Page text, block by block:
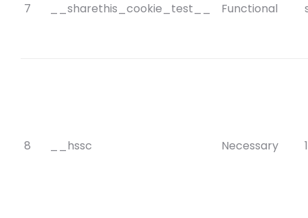
7 __sharethis_cookie_test__ Functional
8 __hssc Necessary